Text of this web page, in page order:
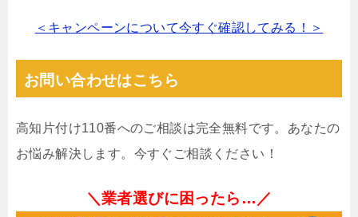
＜キャンペーンについて今すぐ確認してみる！＞
お問い合わせはこちら
高知片付け110番へのご相談は完全無料です。あなたの
お悩み解決します。今すぐご相談ください！
＼業者選びに困ったら…／